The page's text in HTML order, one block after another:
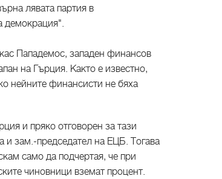
лявата партия в
демокрация".
Пападемос, западен финансов
на Гърция. Както е известно,
нейните финансисти не бяха
и пряко отговорен за тази
и зам.-председател на ЕЦБ. Тогава
само да подчертая, че при
чиновници вземат процент.